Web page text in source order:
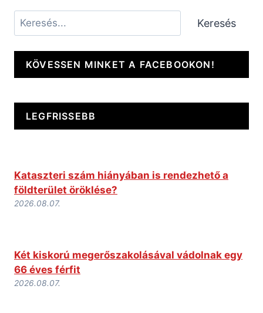
Keresés Keresés
KÖVESSEN MINKET A FACEBOOKON!
LEGFRISSEBB
Kataszteri szám hiányában is rendezhető a
földterület öröklése?
2026.08.07.
Két kiskorú megerőszakolásával vádolnak egy
66 éves férfit
2026.08.07.